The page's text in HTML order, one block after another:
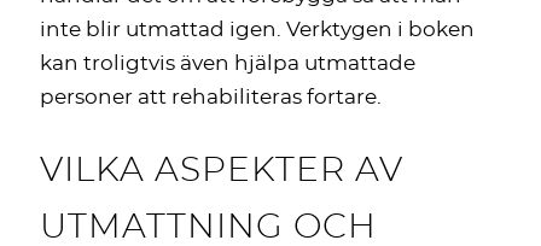
inte blir utmattad igen. Verktygen i boken
kan troligtvis även hjälpa utmattade
personer att rehabiliteras fortare.
VILKA ASPEKTER AV
UTMATTNING OCH